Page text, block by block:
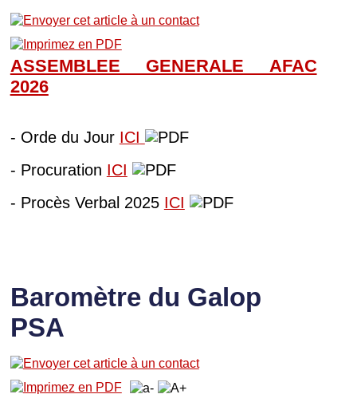
ASSEMBLEE GENERALE AFAC
2026
- Orde du Jour ICI
- Procuration ICI
- Procès Verbal 2025 ICI
Baromètre du Galop
PSA